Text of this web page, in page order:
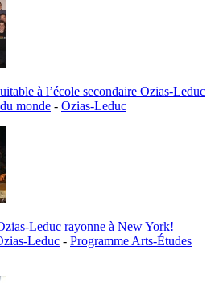
à l’école secondaire Ozias-Leduc
monde - Ozias-Leduc
Leduc rayonne à New York!
Leduc - Programme Arts-Études